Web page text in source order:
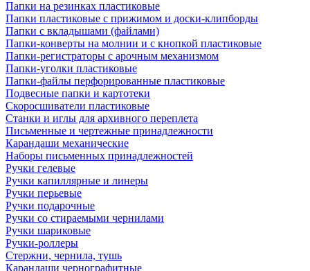
Папки на резинках пластиковые
Папки пластиковые с прижимом и доски-клипборды
Папки с вкладышами (файлами)
Папки-конверты на молнии и с кнопкой пластиковые
Папки-регистраторы с арочным механизмом
Папки-уголки пластиковые
Папки-файлы перфорированные пластиковые
Подвесные папки и картотеки
Скоросшиватели пластиковые
Станки и иглы для архивного переплета
Письменные и чертежные принадлежности
Карандаши механические
Наборы письменных принадлежностей
Ручки гелевые
Ручки капиллярные и линеры
Ручки перьевые
Ручки подарочные
Ручки со стираемыми чернилами
Ручки шариковые
Ручки-роллеры
Стержни, чернила, тушь
Карандаши чернографитные